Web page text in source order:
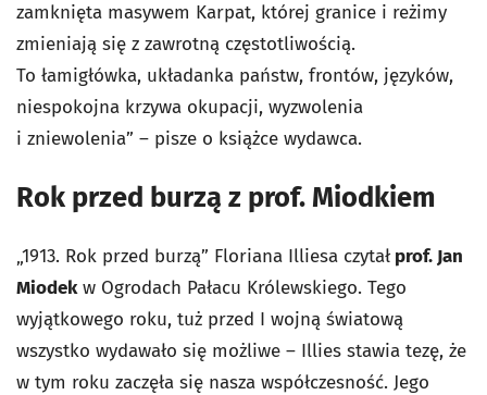
zamknięta masywem Karpat, której granice i reżimy
zmieniają się z zawrotną częstotliwością.
To łamigłówka, układanka państw, frontów, języków,
niespokojna krzywa okupacji, wyzwolenia
i zniewolenia” – pisze o książce wydawca.
Rok przed burzą z prof. Miodkiem
„1913. Rok przed burzą” Floriana Illiesa czytałprof. Jan
Miodekw Ogrodach Pałacu Królewskiego. Tego
wyjątkowego roku, tuż przed I wojną światową
wszystko wydawało się możliwe – Illies stawia tezę, że
w tym roku zaczęła się nasza współczesność. Jego